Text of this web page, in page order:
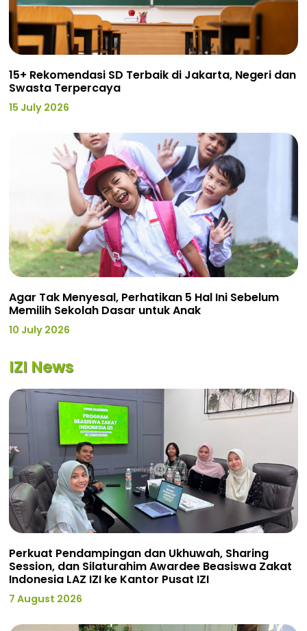
15+ Rekomendasi SD Terbaik di Jakarta, Negeri dan
Swasta Terpercaya
15 July 2026
Agar Tak Menyesal, Perhatikan 5 Hal Ini Sebelum
Memilih Sekolah Dasar untuk Anak
10 July 2026
IZI News
Perkuat Pendampingan dan Ukhuwah, Sharing
Session, dan Silaturahim Awardee Beasiswa Zakat
Indonesia LAZ IZI ke Kantor Pusat IZI
7 August 2026